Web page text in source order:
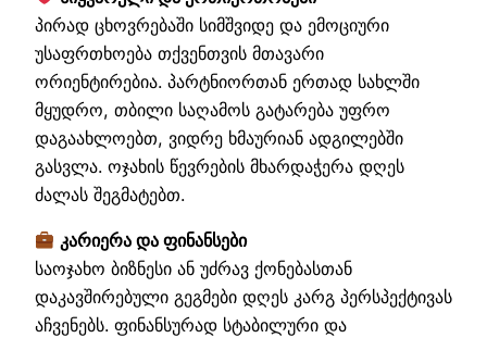
პირად ცხოვრებაში სიმშვიდე და ემოციური
უსაფრთხოება თქვენთვის მთავარი
ორიენტირებია. პარტნიორთან ერთად სახლში
მყუდრო, თბილი საღამოს გატარება უფრო
დაგაახლოებთ, ვიდრე ხმაურიან ადგილებში
გასვლა. ოჯახის წევრების მხარდაჭერა დღეს
ძალას შეგმატებთ.
კარიერა და ფინანსები
საოჯახო ბიზნესი ან უძრავ ქონებასთან
დაკავშირებული გეგმები დღეს კარგ პერსპექტივას
აჩვენებს. ფინანსურად სტაბილური და